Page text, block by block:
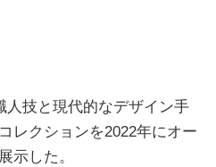
人技と現代的なデザイン手
レクションを2022年にオー
示した。